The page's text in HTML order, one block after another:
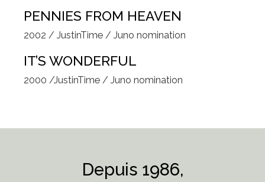
PENNIES FROM HEAVEN
2002 / JustinTime / Juno nomination
IT’S WONDERFUL
2000 /JustinTime / Juno nomination
Depuis 1986,